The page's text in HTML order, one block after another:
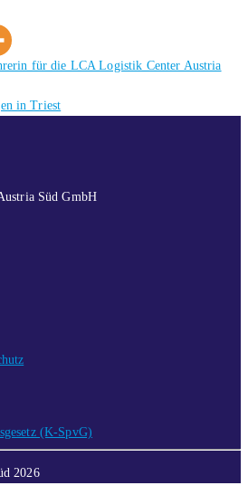
für die LCA Logistik Center Austria
in Triest
Süd GmbH
(K-SpvG)
2026